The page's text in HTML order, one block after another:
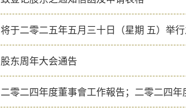
将于二零二五年五月三十日（星期 五）举
股东周年大会通告